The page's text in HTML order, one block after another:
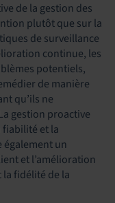
de la gestion des
plutôt que sur la
de surveillance
continue, les
potentiels,
de manière
qu’ils ne
gestion proactive
fiabilité et la
un
et l’amélioration
fidélité de la